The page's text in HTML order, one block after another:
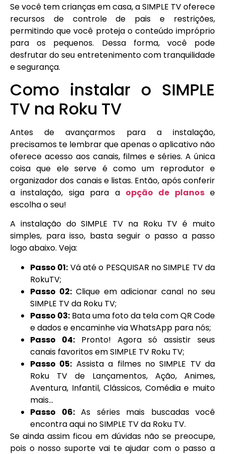
Se você tem crianças em casa, a SIMPLE TV oferece
recursos de controle de pais e restrições,
permitindo que você proteja o conteúdo impróprio
para os pequenos. Dessa forma, você pode
desfrutar do seu entretenimento com tranquilidade
e segurança.
Como instalar o SIMPLE
TV na Roku TV
Antes de avançarmos para a instalação,
precisamos te lembrar que apenas o aplicativo não
oferece acesso aos canais, filmes e séries. A única
coisa que ele serve é como um reprodutor e
organizador dos canais e listas. Então, após conferir
a instalação, siga para a opção de planose
escolha o seu!
A instalação do SIMPLE TV na Roku TV é muito
simples, para isso, basta seguir o passo a passo
logo abaixo. Veja:
Passo 01: Vá até o PESQUISAR no SIMPLE TV da
RokuTV;
Passo 02:Clique em adicionar canal no seu
SIMPLE TV da Roku TV;
Passo 03: Bata uma foto da tela com QR Code
e dados e encaminhe via WhatsApp para nós;
Passo 04: Pronto! Agora só assistir seus
canais favoritos em SIMPLE TV Roku TV;
Passo 05: Assista a filmes no SIMPLE TV da
Roku TV de Lançamentos, Ação, Animes,
Aventura, Infantil, Clássicos, Comédia e muito
mais…
Passo 06:As séries mais buscadas você
encontra aqui no SIMPLE TV da Roku TV.
Se ainda assim ficou em dúvidas não se preocupe,
pois o nosso suporte vai te ajudar com o passo a